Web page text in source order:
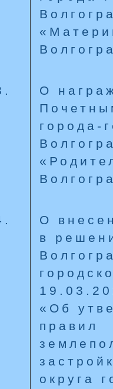
О
города-
О
в
«Об
правил
округа